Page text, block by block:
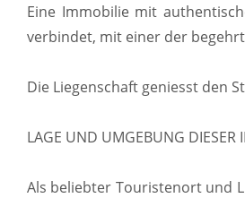
Eine Immobilie mit
verbindet, mit einer der
Die Liegenschaft geniesst den
LAGE UND UMGEBUNG DIESER
Als beliebter Touristenort und